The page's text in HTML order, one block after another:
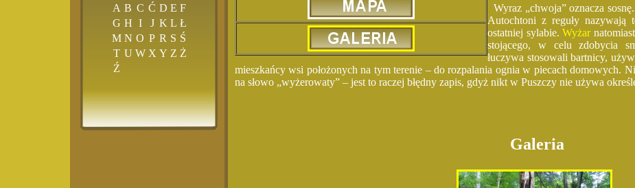
A B C Ć D E F
G H I J K L Ł
M N O P R S Ś
T U W X Y Z Ż
Ź
Wyraz „chwoja” oznacza
Autochtoni z reguły nazywają
ostatniej sylabie.Wyżar
stojącego, w celu zdobycia
łuczywa stosowali bartnicy,
mieszkańcy wsi położonych na tym terenie – do rozpalania ognia w piecach domowych.
na słowo „wyżerowaty” – jest to raczej błędny zapis, gdyż nikt w Puszczy nie używa
Galeria